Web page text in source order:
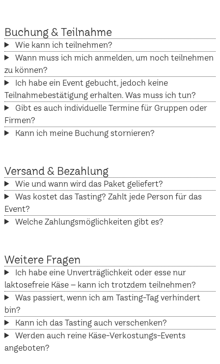
Buchung & Teilnahme
Wie kann ich teilnehmen?
Wann muss ich mich anmelden, um noch teilnehmen
zu können?
Ich habe ein Event gebucht, jedoch keine
Teilnahmebestätigung erhalten. Was muss ich tun?
Gibt es auch individuelle Termine für Gruppen oder
Firmen?
Kann ich meine Buchung stornieren?
Versand & Bezahlung
Wie und wann wird das Paket geliefert?
Was kostet das Tasting? Zahlt jede Person für das
Event?
Welche Zahlungsmöglichkeiten gibt es?
Weitere Fragen
Ich habe eine Unverträglichkeit oder esse nur
laktosefreie Käse – kann ich trotzdem teilnehmen?
Was passiert, wenn ich am Tasting-Tag verhindert
bin?
Kann ich das Tasting auch verschenken?
Werden auch reine Käse-Verkostungs-Events
angeboten?